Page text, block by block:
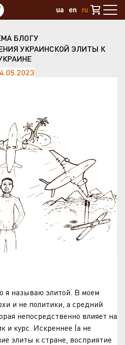
ua en ru
БЛОГУ
УКРАИНСКОЙ ЭЛИТЫ К
я называю элитой. В моем
и не политики, а средний
непосредственно влияет на
и курс. Искреннее (а не
элиты к стране, восприятие